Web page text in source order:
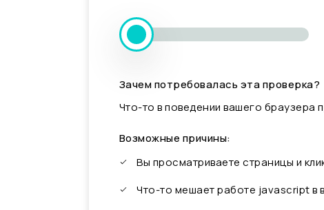
Зачем потребовалась эта проверка?
Что-то в поведении вашего браузера
Возможные причины:
Вы просматриваете страницы и
Что-то мешает работе javascript в